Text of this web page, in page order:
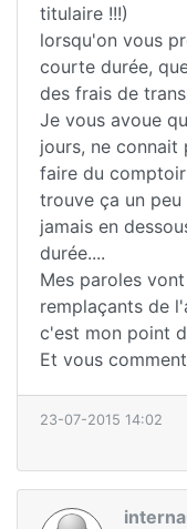
titulaire !!!)
lorsqu'on vous
courte durée,
des frais de
Je vous avoue
jours, ne
faire du
trouve ça un
jamais en
durée....
Mes paroles
remplaçants de
c'est mon point
Et vous
23-07-2015 14:02